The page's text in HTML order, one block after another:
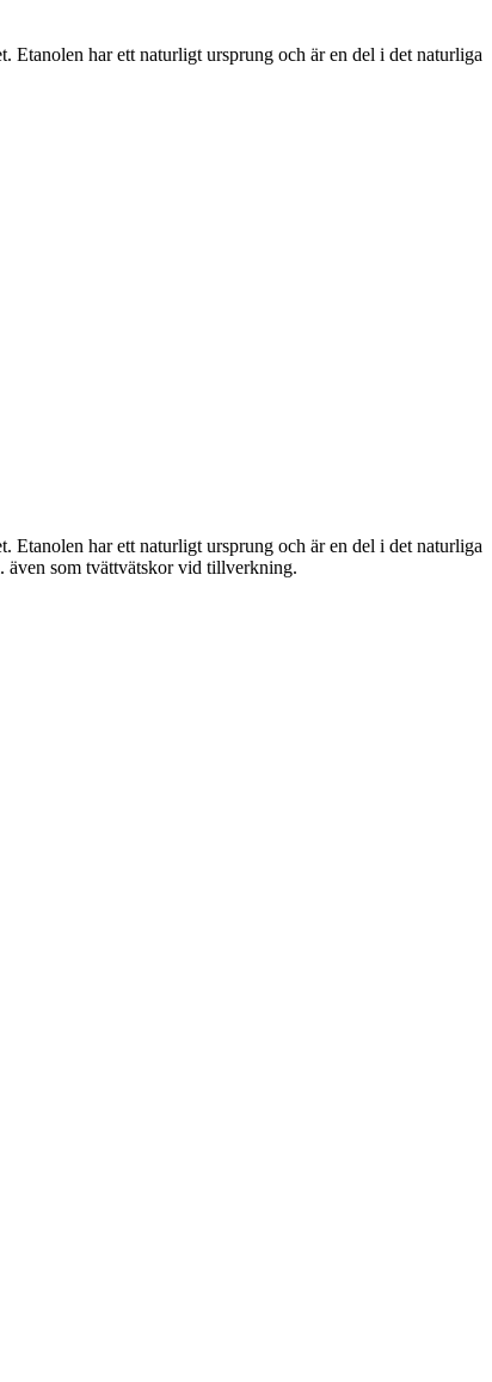
Etanolen har ett naturligt ursprung och är en del i det naturliga
Etanolen har ett naturligt ursprung och är en del i det naturliga
även som tvättvätskor vid tillverkning.